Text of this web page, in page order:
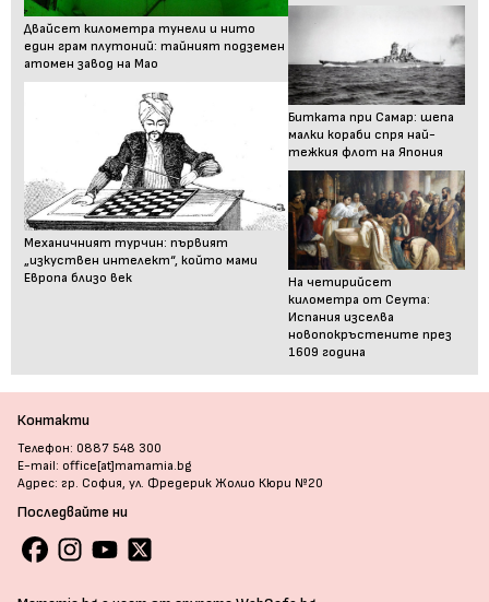
Двайсет километра тунели и нито
един грам плутоний: тайният подземен
атомен завод на Мао
Механичният турчин: първият
„изкуствен интелект“, който мами
Европа близо век
Битката при Самар: шепа
малки кораби спря най-
тежкия флот на Япония
На четирийсет
километра от Сеута:
Испания изселва
новопокръстените през
1609 година
Контакти
Телефон: 0887 548 300
E-mail: office[at]mamamia.bg
Адрес: гр. София, ул. Фредерик Жолио Кюри №20
Последвайте ни